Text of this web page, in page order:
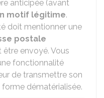
anticipée (avant
motif légitime.
doit mentionner une
postale
envoyé. Vous
fonctionnalité
de transmettre son
dématérialisée.